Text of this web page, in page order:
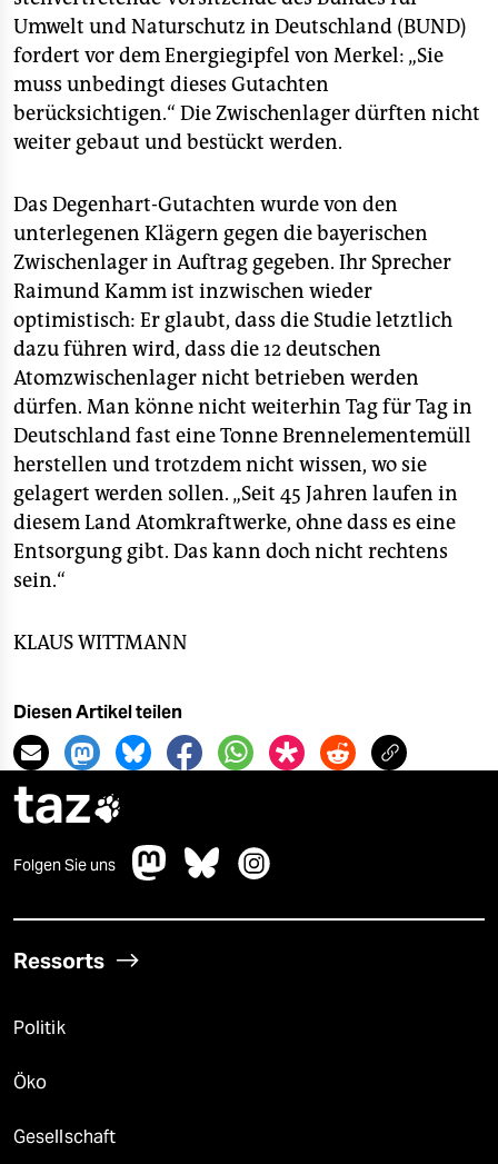
Umwelt und Naturschutz in Deutschland (BUND)
fordert vor dem Energiegipfel von Merkel: „Sie
muss unbedingt dieses Gutachten
berücksichtigen.“ Die Zwischenlager dürften nicht
weiter gebaut und bestückt werden.
Das Degenhart-Gutachten wurde von den
unterlegenen Klägern gegen die bayerischen
Zwischenlager in Auftrag gegeben. Ihr Sprecher
Raimund Kamm ist inzwischen wieder
optimistisch: Er glaubt, dass die Studie letztlich
dazu führen wird, dass die 12 deutschen
Atomzwischenlager nicht betrieben werden
dürfen. Man könne nicht weiterhin Tag für Tag in
Deutschland fast eine Tonne Brennelementemüll
herstellen und trotzdem nicht wissen, wo sie
gelagert werden sollen. „Seit 45 Jahren laufen in
diesem Land Atomkraftwerke, ohne dass es eine
Entsorgung gibt. Das kann doch nicht rechtens
sein.“
KLAUS WITTMANN
Diesen Artikel teilen
taz
Folgen Sie uns
Ressorts
Politik
Öko
Gesellschaft